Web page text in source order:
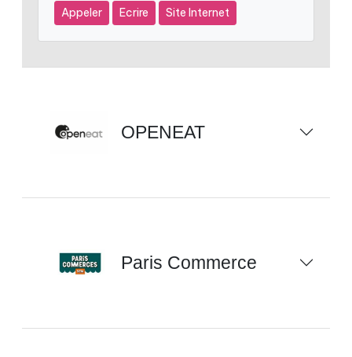
Appeler Ecrire Site Internet
OPENEAT
Paris Commerce